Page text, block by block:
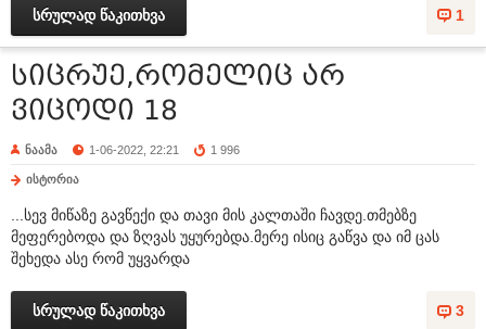
1
სრულად წაკითხვა
სიცრუე,რომელიც არ
ვიცოდი 18
ნაამა 1-06-2022, 22:21 1 996
ისტორია
...სევ მიწაზე გავწექი და თავი მის კალთაში ჩავდე.თმებზე
მეფერებოდა და ზღვას უყურებდა.მერე ისიც გაწვა და იმ ცას
შეხედა ასე რომ უყვარდა
3
სრულად წაკითხვა